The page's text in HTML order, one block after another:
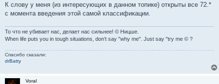
К слову у меня (из интересующих в данном топике) открыты все 72.*
с момента введения этой самой классификации.
То что не убивает нас, делает нас сильнее! © Ницше.
When life puts you in tough situations, don’t say "why me". Just say "try me © ?
Спасибо сказали:
drBatty
Voral